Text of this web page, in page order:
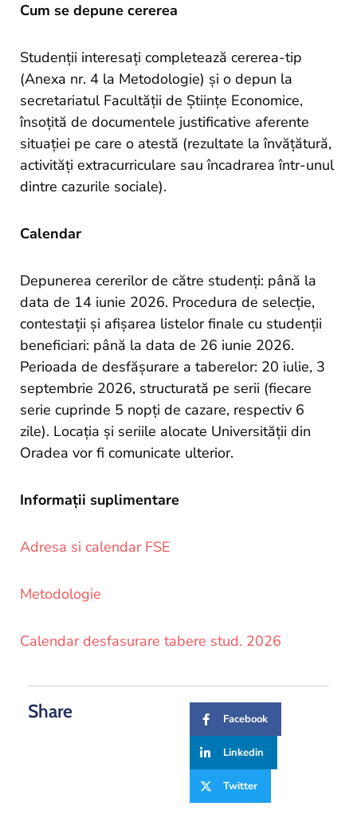
Cum se depune cererea
Studenții interesați completează cererea-tip
(Anexa nr. 4 la Metodologie) și o depun la
secretariatul Facultății de Științe Economice,
însoțită de documentele justificative aferente
situației pe care o atestă (rezultate la învățătură,
activități extracurriculare sau încadrarea într-unul
dintre cazurile sociale).
Calendar
Depunerea cererilor de către studenți: până la
data de 14 iunie 2026. Procedura de selecție,
contestații și afișarea listelor finale cu studenții
beneficiari: până la data de 26 iunie 2026.
Perioada de desfășurare a taberelor: 20 iulie, 3
septembrie 2026, structurată pe serii (fiecare
serie cuprinde 5 nopți de cazare, respectiv 6
zile). Locația și seriile alocate Universității din
Oradea vor fi comunicate ulterior.
Informații suplimentare
Adresa si calendar FSE
Metodologie
Calendar desfasurare tabere stud. 2026
Share Facebook
Linkedin
Twitter